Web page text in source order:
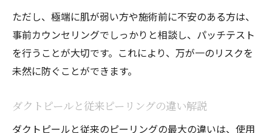
ダクトピールが肝斑に与える影響と安全性
くすみに悩む方へダクトピールの活用ポイ
ント
敏感肌でも安心なダクトピールのケア方法
ダクトピールの導入費用と値段相場を知る
ダクトピール導入時の注意事項を丁寧に解
ただし、極端に肌が弱い方や施術前に不安のある方は、
事前カウンセリングでしっかりと相談し、パッチテスト
を行うことが大切です。これにより、万が一のリスクを
未然に防ぐことができます。
ダクトピールと従来ピーリングの違い解説
ダクトピールと従来のピーリングの最大の違いは、使用